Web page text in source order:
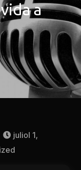
a
juliol 1,